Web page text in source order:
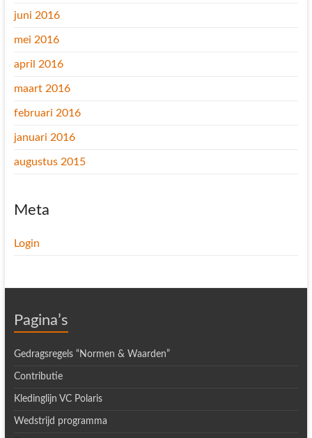
juni 2016
mei 2016
april 2016
maart 2016
februari 2016
januari 2016
augustus 2015
Meta
Login
Pagina’s
Gedragsregels “Normen & Waarden”
Contributie
Kledinglijn VC Polaris
Wedstrijd programma